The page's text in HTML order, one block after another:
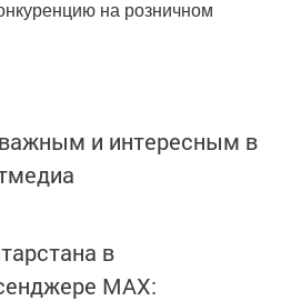
на розничном
и интересным в
в
MАХ: